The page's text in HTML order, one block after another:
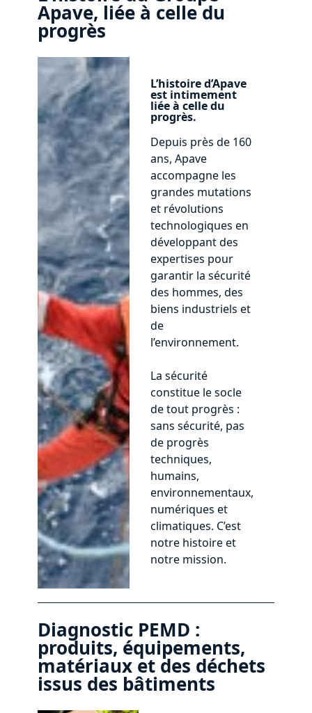
Apave, liée à celle du
progrès
L’histoire d’Apave
est intimement
liée à celle du
progrès.
Depuis près de 160
ans, Apave
accompagne les
grandes mutations
et révolutions
technologiques en
développant des
expertises pour
garantir la sécurité
des hommes, des
biens industriels et
de
l’environnement.
La sécurité
constitue le socle
de tout progrès :
sans sécurité, pas
de progrès
techniques,
humains,
environnementaux,
numériques et
climatiques. C’est
notre histoire et
notre mission.
Diagnostic PEMD :
produits, équipements,
matériaux et des déchets
issus des bâtiments